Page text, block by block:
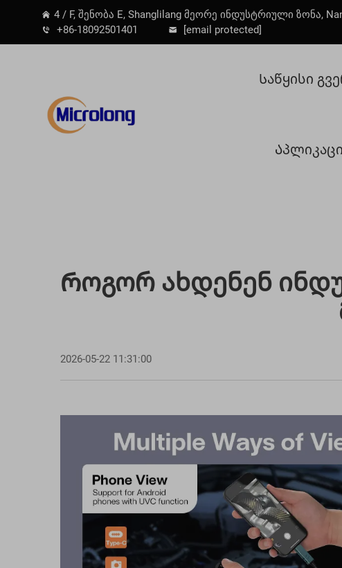
4 / F, შენობა E, Shanglilang მეორე ინდუსტრიული ზონა,
+86-18092501401
[email protected]
Საწყისი
Როგორ Ახდენენ
2026-05-22 11:31:00